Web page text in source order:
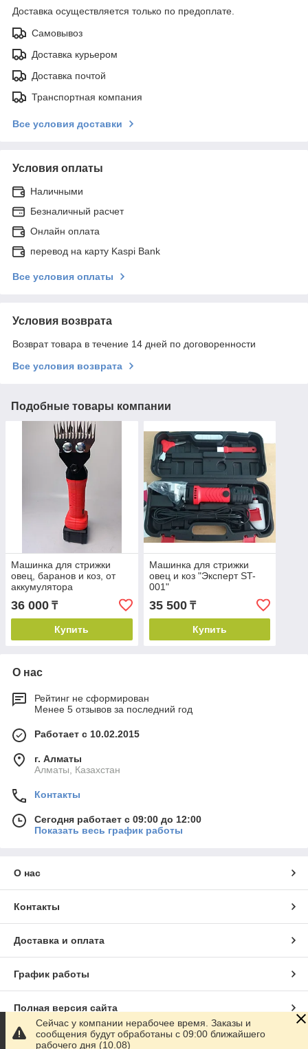
Доставка осуществляется только по предоплате.
Самовывоз
Доставка курьером
Доставка почтой
Транспортная компания
Все условия доставки
Условия оплаты
Наличными
Безналичный расчет
Онлайн оплата
перевод на карту Kaspi Bank
Все условия оплаты
Условия возврата
Возврат товара в течение 14 дней по договоренности
Все условия возврата
Подобные товары компании
Машинка для стрижки
овец, баранов и коз, от
аккумулятора
36 000 ₸
Купить
Машинка для стрижки
овец и коз "Эксперт ST-
001"
35 500₸
Купить
О нас
Рейтинг не сформирован
Менее 5 отзывов за последний год
Работает с 10.02.2015
г. Алматы
Алматы, Казахстан
Контакты
Сегодня работает с 09:00 до 12:00
Показать весь график работы
О нас
Контакты
Доставка и оплата
График работы
Полная версия сайта
Сайт создан на маркетплейсе
Сейчас у компании нерабочее время. Заказы и
сообщения будут обработаны с 09:00 ближайшего
рабочего дня (10.08)